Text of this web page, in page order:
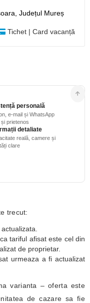
Județul Mureș
Tichet | Card vacanță
personală
e-mail și WhatsApp
prietenos
detaliate
reală, camere și
clare
trecut:
tariful afisat este cel din
de proprietar.
urmeaza a fi actualizat
varianta – oferta este
de cazare sa fie